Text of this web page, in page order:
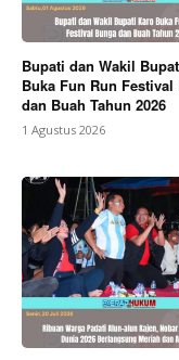
Bupati dan Wakil
Buka Fun Run Festival
dan Buah Tahun 2026
1 Agustus 2026